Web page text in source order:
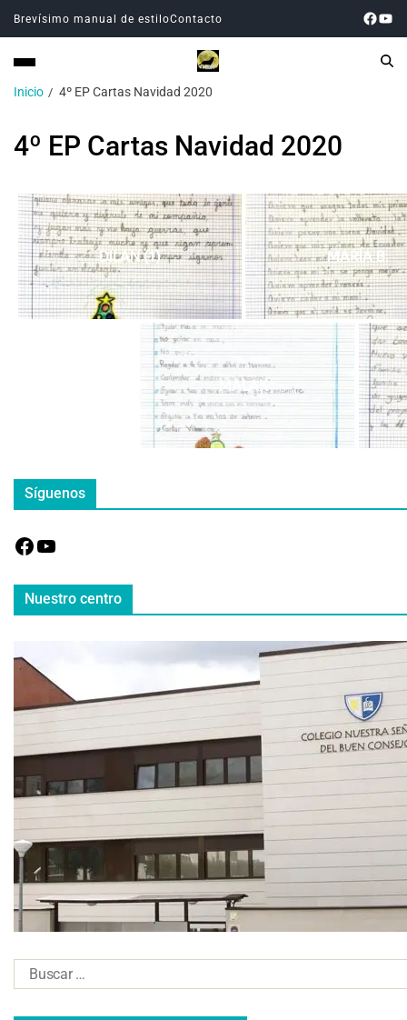
Brevísimo manual de estiloContacto
Inicio 4º EP Cartas Navidad 2020
4º EP Cartas Navidad 2020
DILAN (1) MARÍA B.
MALAK
Síguenos
Nuestro centro